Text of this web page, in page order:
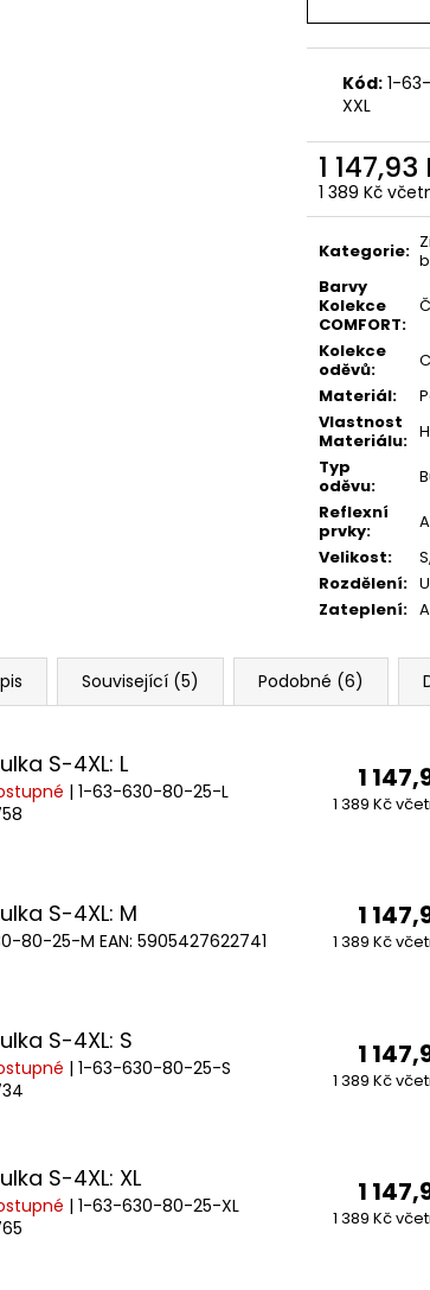
Kód: 1-
XXL
1 147,93
1 389 Kč
Měrná
Kategorie:
Barvy
Kolekce
COMFORT:
Kolekce
oděvů:
Materiál:
Vlastnost
Materiálu:
Typ
oděvu:
Reflexní
prvky:
Velikost: S,
Rozdělení:
Zateplení:
Související (5) Podobné (6)
S-4XL: L
| 1-63-630-80-25-L
1
1 389 Kč
S-4XL: M
80-25-M EAN: 5905427622741
1
1 389 Kč
S-4XL: S
| 1-63-630-80-25-S
1
1 389 Kč
S-4XL: XL
| 1-63-630-80-25-XL
1
1 389 Kč